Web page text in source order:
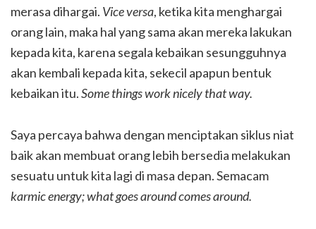
merasa dihargai. Vice versa, ketika kita menghargai
orang lain, maka hal yang sama akan mereka lakukan
kepada kita, karena segala kebaikan sesungguhnya
akan kembali kepada kita, sekecil apapun bentuk
kebaikan itu.Some thingswork nicely that way.
Saya percaya bahwa dengan menciptakan siklus niat
baik akan membuat orang lebih bersedia melakukan
sesuatu untuk kita lagi di masa depan. Semacam
karmic energy; whatgoes around comes around.